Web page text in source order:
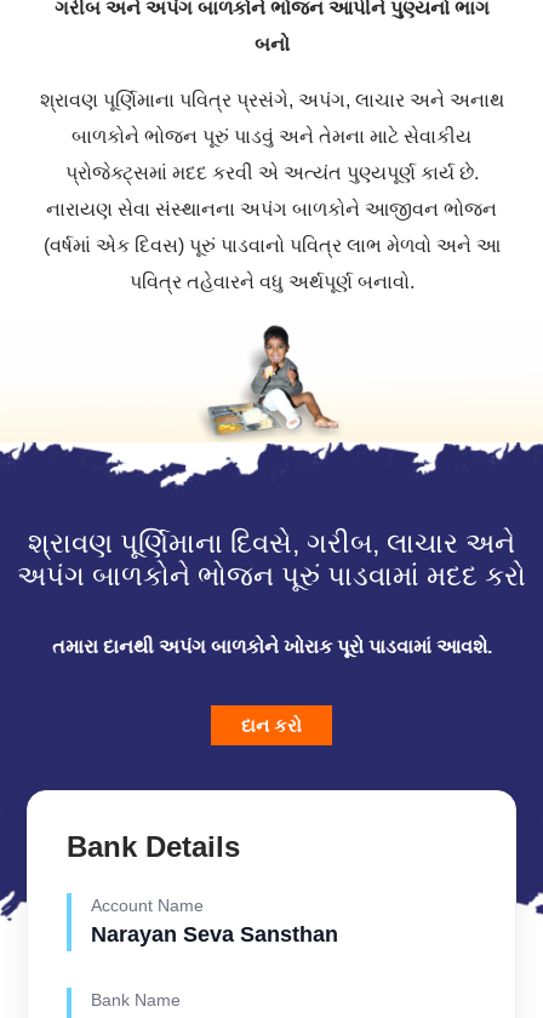
ગરીબ અને અપંગ બાળકોને ભોજન આપીને પુણ્યનો ભાગ
બનો
શ્રાવણ પૂર્ણિમાના પવિત્ર પ્રસંગે, અપંગ, લાચાર અને અનાથ
બાળકોને ભોજન પૂરું પાડવું અને તેમના માટે સેવાકીય
પ્રોજેક્ટ્સમાં મદદ કરવી એ અત્યંત પુણ્યપૂર્ણ કાર્ય છે.
નારાયણ સેવા સંસ્થાનના અપંગ બાળકોને આજીવન ભોજન
(વર્ષમાં એક દિવસ) પૂરું પાડવાનો પવિત્ર લાભ મેળવો અને આ
પવિત્ર તહેવારને વધુ અર્થપૂર્ણ બનાવો.
શ્રાવણ પૂર્ણિમાના દિવસે, ગરીબ, લાચાર અને
અપંગ બાળકોને ભોજન પૂરું પાડવામાં મદદ કરો
તમારા દાનથી અપંગ બાળકોને ખોરાક પૂરો પાડવામાં આવશે.
દાન કરો
Bank Details
Account Name
Narayan Seva Sansthan
Bank Name